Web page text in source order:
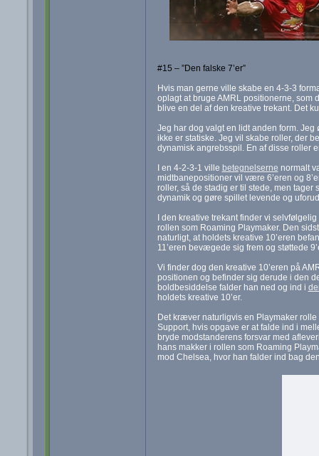
#15 – ”Den falske 7’er”
Hvis man gerne ville skabe en 4-3-3
oplagt at bruge AMRL positionerne, som
blive en del af den kreative trekant. Det
Jeg har dog valgt en lidt anden form.
ikke er statiske. Jeg vil skabe roller, der
dynamisk angrebsspil. En af disse roller er
I en 4-2-3-1 ville betegnelserne normalt
midtbanepositioner vil være 6’eren og
roller, så de stadig er til stede, men
dynamik og gøre spillet levende og
I den kreative trekant finder vi
rollen som Roaming Playmaker. Den
naturligt, at holdets kreative 10’eren
11’eren bevægede sig frem og støttede
Vi finder dog den kreative 10’eren på
positionen og befinder sig derude i den
boldbesiddelse falder han ned og ind i
holdets kreative 10’er.
Det kræver naturligvis en Playmaker rolle
Support, hvis opgave er at falde ind i
bryde modstanderens forsvar med
hans makker i rollen som Roaming
mod Chelsea, hvor han falder ind bag